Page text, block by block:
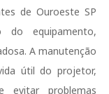
de Ouroeste SP
equipamento,
A manutenção
útil do projetor,
evitar problemas